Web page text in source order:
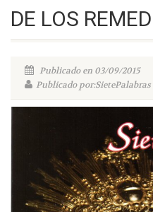
DE LOS
Publicado en 03/09/2015
Publicado por:SietePalabras